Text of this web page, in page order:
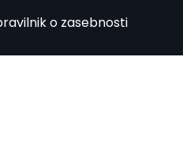
o zasebnosti